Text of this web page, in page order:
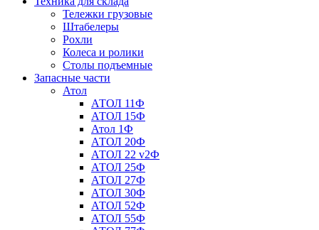
Тележки грузовые
Штабелеры
Рохли
Колеса и ролики
Столы подъемные
Запасные части
Атол
АТОЛ 11Ф
АТОЛ 15Ф
Атол 1Ф
АТОЛ 20Ф
АТОЛ 22 v2Ф
АТОЛ 25Ф
АТОЛ 27Ф
АТОЛ 30Ф
АТОЛ 52Ф
АТОЛ 55Ф